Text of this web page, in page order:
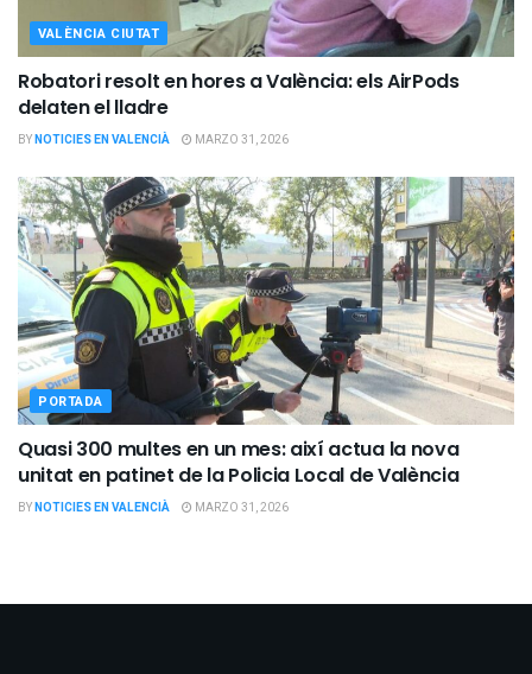
VALÈNCIA CIUTAT
Robatori resolt en hores a València: els AirPods
delaten el lladre
BYNOTICIES EN VALENCIÀ MARZO 31, 2026
PORTADA
Quasi 300 multes en un mes: així actua la nova
unitat en patinet de la Policia Local de València
BYNOTICIES EN VALENCIÀ MARZO 31, 2026